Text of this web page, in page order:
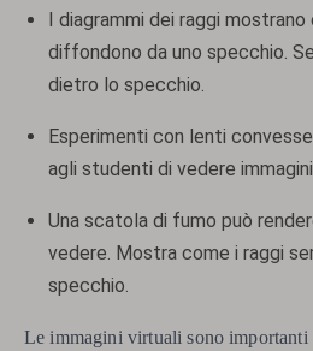
I diagrammi dei raggi
diffondono da uno specchio.
dietro lo specchio.
Esperimenti con lenti
agli studenti di vedere
Una scatola di fumo può
vedere. Mostra come i raggi
specchio.
Le immagini virtuali sono